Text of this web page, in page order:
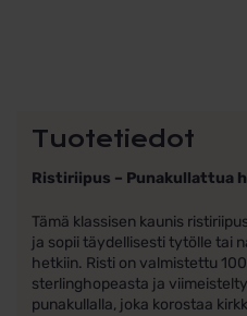
Tuotetiedot
Ristiriipus – Punakullattua
Tämä klassisen kaunis
ja sopii täydellisesti tytölle tai
hetkiin. Risti on valmistettu
sterlinghopeasta ja
punakullalla, joka korostaa